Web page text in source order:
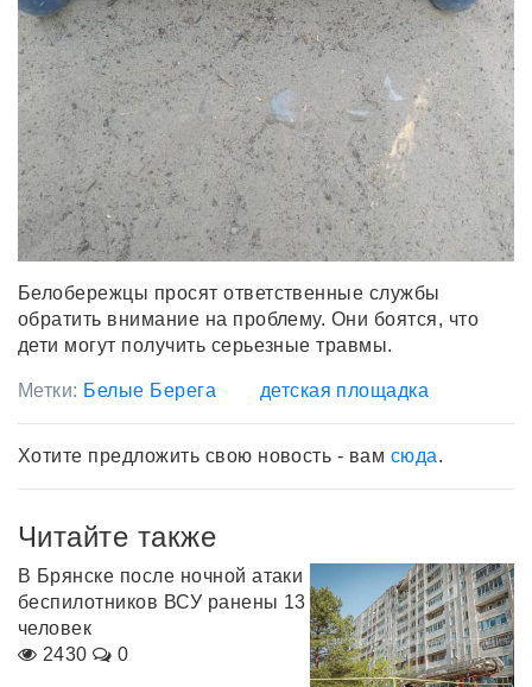
Белобережцы просят ответственные службы
обратить внимание на проблему. Они боятся, что
дети могут получить серьезные травмы.
Метки: Белые Берега детская площадка
Хотите предложить свою новость - вам сюда.
Читайте также
В Брянске после ночной атаки
беспилотников ВСУ ранены 13
человек
2430
0